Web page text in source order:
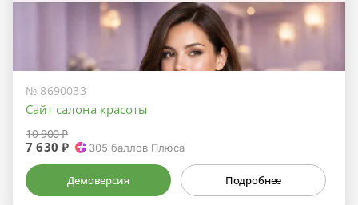
№ 8690033
Сайт салона красоты
10 900 ₽
7 630 ₽ 305 баллов Плюса
Демоверсия Подробнее